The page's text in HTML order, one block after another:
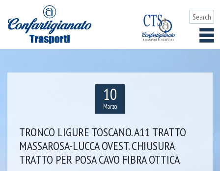
10
Marzo
TRONCO LIGURE TOSCANO. A11 TRATTO
MASSAROSA-LUCCA OVEST. CHIUSURA
TRATTO PER POSA CAVO FIBRA OTTICA